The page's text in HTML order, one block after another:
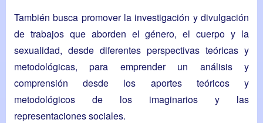
También busca promover la investigación y divulgación
de trabajos que aborden el género, el cuerpo y la
sexualidad, desde diferentes perspectivas teóricas y
metodológicas, para emprender un análisis y
comprensión desde los aportes teóricos y
metodológicos de los imaginarios y las
representaciones sociales.